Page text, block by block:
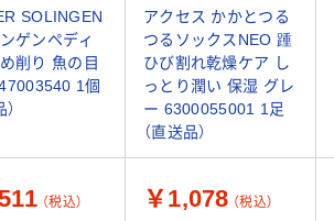
SOLINGEN
ゲンペディ
削り 魚の目
1個
アクセス かかとつる
つるソックスNEO 踵
ひび割れ乾燥ケア し
っとり潤い 保湿 グレ
ー 6300055001 1足
（直送品）
（税込） ￥1,078 （税込）